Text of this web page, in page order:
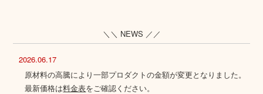
＼＼ NEWS ／／
2026.06.17
原材料の高騰により一部プロダクトの金額が変更となりました。
最新価格は料金表をご確認ください。